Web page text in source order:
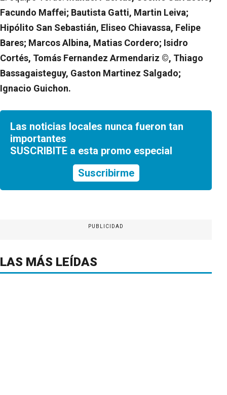
Facundo Maffei; Bautista Gatti, Martin Leiva;
Hipólito San Sebastián, Eliseo Chiavassa, Felipe
Bares; Marcos Albina, Matias Cordero; Isidro
Cortés, Tomás Fernandez Armendariz ©, Thiago
Bassagaisteguy, Gaston Martinez Salgado;
Ignacio Guichon.
Las noticias locales nunca fueron tan
importantes
SUSCRIBITE a esta promo especial
Suscribirme
PUBLICIDAD
LAS MÁS LEÍDAS